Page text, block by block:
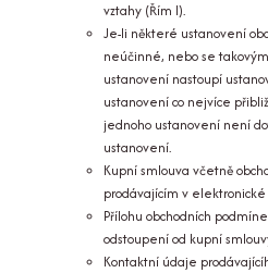
vztahy (Řím I).
Je-li některé ustanovení
neúčinné, nebo se
ustanovení nastoupí
ustanovení co nejvíce
jednoho ustanovení není
ustanovení.
Kupní smlouva včetně
prodávajícím v
Přílohu obchodních
odstoupení od kupní
Kontaktní údaje